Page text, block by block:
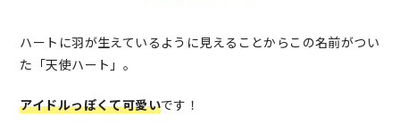
ハートに羽が生えているように見えることからこの名前がつい
た「天使ハート」。
アイドルっぽくて可愛いです！